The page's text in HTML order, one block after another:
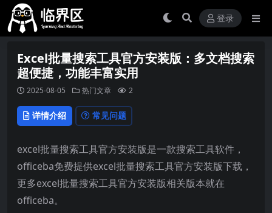
登录
Excel批量搜索工具官方安装版：多文档搜索
超便捷，功能丰富实用
2025-08-05 热门文章 2
详情介绍 常见问题
excel批量搜索工具官方安装版是一款搜索工具软件，
officeba免费提供excel批量搜索工具官方安装版下载，
更多excel批量搜索工具官方安装版相关版本就在
officeba。